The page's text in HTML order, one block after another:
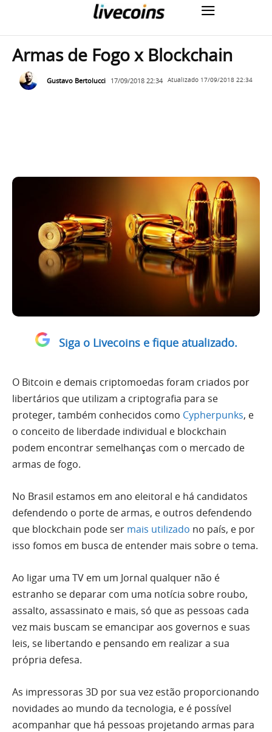
Armas de Fogo x Blockchain
Gustavo Bertolucci 17/09/2018 22:34 Atualizado 17/09/2018 22:34
Siga o Livecoins e fique atualizado.
O Bitcoin e demais criptomoedas foram criados por
libertários que utilizam a criptografia para se
proteger, também conhecidos como Cypherpunks, e
o conceito de liberdade individual e blockchain
podem encontrar semelhanças com o mercado de
armas de fogo.
No Brasil estamos em ano eleitoral e há candidatos
defendendo o porte de armas, e outros defendendo
que blockchain pode ser mais utilizado no país, e por
isso fomos em busca de entender mais sobre o tema.
Ao ligar uma TV em um Jornal qualquer não é
estranho se deparar com uma notícia sobre roubo,
assalto, assassinato e mais, só que as pessoas cada
vez mais buscam se emancipar aos governos e suas
leis, se libertando e pensando em realizar a sua
própria defesa.
As impressoras 3D por sua vez estão proporcionando
novidades ao mundo da tecnologia, e é possível
acompanhar que há pessoas projetando armas para